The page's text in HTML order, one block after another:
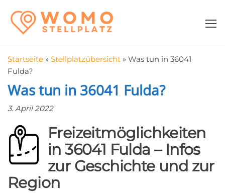
Inhalt
springen
in der Nähe
Startseite » Stellplatzübersicht » Was tun in 36041
Fulda?
Was tun in 36041 Fulda?
3. April 2022
Freizeitmöglichkeiten
in 36041 Fulda – Infos
zur Geschichte und zur
Region